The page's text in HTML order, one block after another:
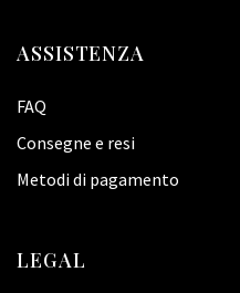
ASSISTENZA
FAQ
Consegne e resi
Metodi di pagamento
LEGAL